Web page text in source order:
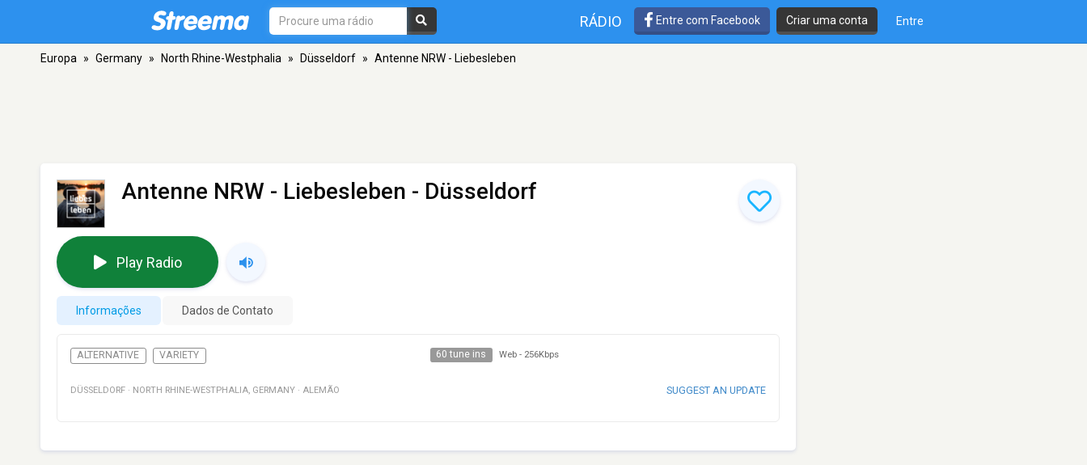
RÁDIO Entre com Facebook Criar uma conta Entre
Europa » Germany » North Rhine-Westphalia » Düsseldorf » Antenne NRW - Liebesleben
Antenne NRW - Liebesleben - Düsseldorf
Play Radio
Informações Dados de Contato
ALTERNATIVE VARIETY 60 tune ins Web - 256Kbps
DÜSSELDORF · NORTH RHINE-WESTPHALIA, GERMANY · ALEMÃO SUGGEST AN UPDATE